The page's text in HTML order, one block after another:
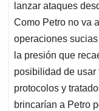
lanzar ataques
Como Petro no va
operaciones
la presión que
posibilidad de usar
protocolos y
brincarían a Petro